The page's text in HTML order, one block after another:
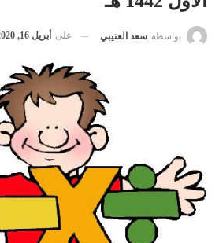
بواسطة سعد العتيبي على أبريل 16, 2020